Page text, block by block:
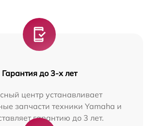
Гарантия до 3-х лет
центр устанавливает
запчасти техники Yamaha и
гарантию до 3 лет.